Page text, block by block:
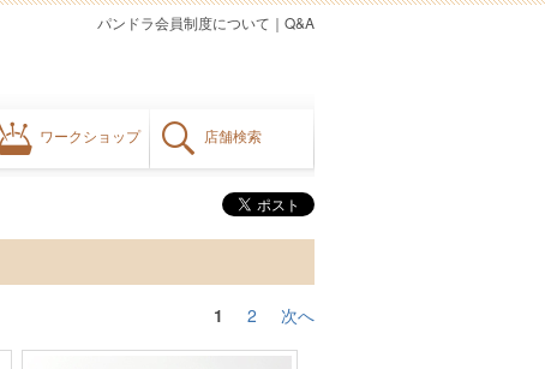
ワークショップ 店舗検索
Q&A
｜
パンドラ会員制度について
1 2 次へ